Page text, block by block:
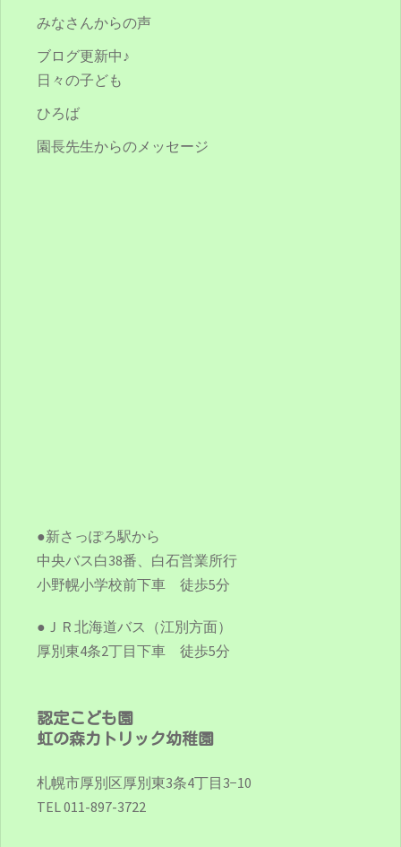
みなさんからの声
ブログ更新中♪
日々の子ども
ひろば
園長先生からのメッセージ
●新さっぽろ駅から
中央バス白38番、白石営業所行
小野幌小学校前下車 徒歩5分
●ＪＲ北海道バス（江別方面）
厚別東4条2丁目下車 徒歩5分
認定こども園
虹の森カトリック幼稚園
札幌市厚別区厚別東3条4丁目3−10
TEL 011-897-3722